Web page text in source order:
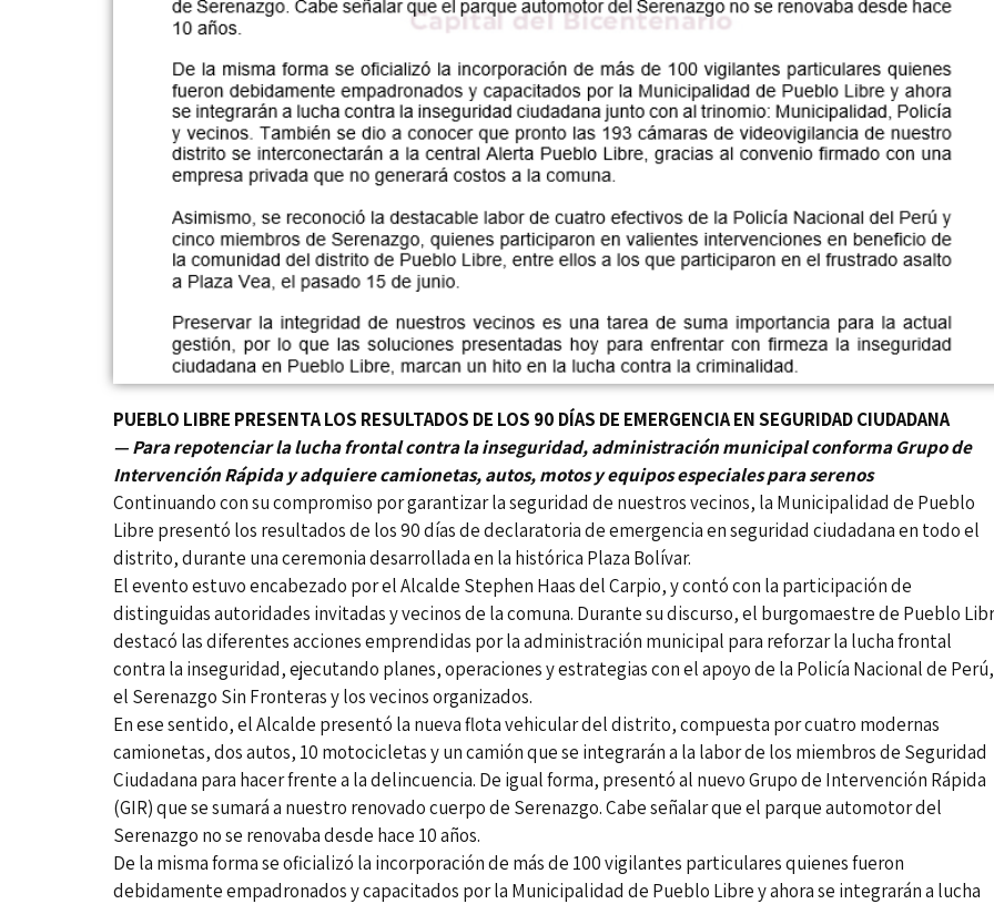
PUEBLO LIBRE PRESENTA LOS RESULTADOS DE LOS 90 DÍAS DE EMERGENCIA EN SEGURIDAD CIUDADANA
—Para repotenciar la lucha frontal contra la inseguridad, administración municipal conforma Grupo de
Intervención Rápida y adquiere camionetas, autos, motos y equipos especiales para serenos
Continuando con su compromiso por garantizar la seguridad de nuestros vecinos, la Municipalidad de Pueblo
Libre presentó los resultados de los 90 días de declaratoria de emergencia en seguridad ciudadana en todo el
distrito, durante una ceremonia desarrollada en la histórica Plaza Bolívar.
El evento estuvo encabezado por el Alcalde Stephen Haas del Carpio, y contó con la participación de
distinguidas autoridades invitadas y vecinos de la comuna. Durante su discurso, el burgomaestre de Pueblo
destacó las diferentes acciones emprendidas por la administración municipal para reforzar la lucha frontal
contra la inseguridad, ejecutando planes, operaciones y estrategias con el apoyo de la Policía Nacional de Perú,
el Serenazgo Sin Fronteras y los vecinos organizados.
En ese sentido, el Alcalde presentó la nueva flota vehicular del distrito, compuesta por cuatro modernas
camionetas, dos autos, 10 motocicletas y un camión que se integrarán a la labor de los miembros de Seguridad
Ciudadana para hacer frente a la delincuencia. De igual forma, presentó al nuevo Grupo de Intervención Rápida
(GIR) que se sumará a nuestro renovado cuerpo de Serenazgo. Cabe señalar que el parque automotor del
Serenazgo no se renovaba desde hace 10 años.
De la misma forma se oficializó la incorporación de más de 100 vigilantes particulares quienes fueron
debidamente empadronados y capacitados por la Municipalidad de Pueblo Libre y ahora se integrarán a lucha